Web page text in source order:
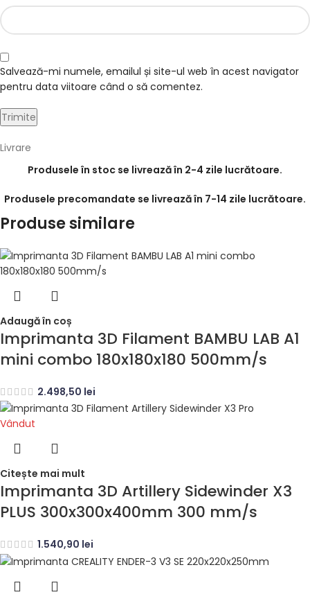
Salvează-mi numele, emailul și site-ul web în acest navigator
pentru data viitoare când o să comentez.
Livrare
Produsele în stoc se livrează în 2-4 zile lucrătoare.
Produsele precomandate se livrează în 7-14 zile lucrătoare.
Produse similare
Adaugă în coș
Imprimanta 3D Filament BAMBU LAB A1
mini combo 180x180x180 500mm/s
2.498,50 lei
Vândut
Citește mai mult
Imprimanta 3D Artillery Sidewinder X3
PLUS 300x300x400mm 300 mm/s
1.540,90 lei